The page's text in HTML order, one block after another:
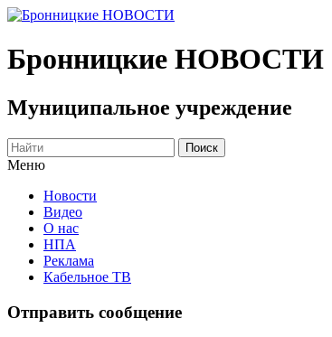
Бронницкие НОВОСТИ
Муниципальное учреждение
Меню
Новости
Видео
О нас
НПА
Реклама
Кабельное ТВ
Отправить сообщение